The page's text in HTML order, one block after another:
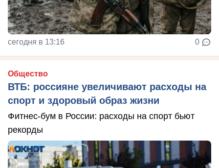
сегодня в 13:16 0
Общество
ВТБ: россияне увеличивают расходы на
спорт и здоровый образ жизни
Фитнес-бум в России: расходы на спорт бьют
рекорды